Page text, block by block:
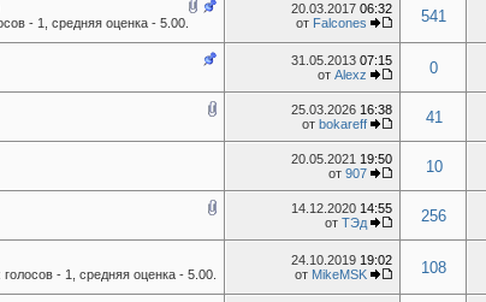
20.03.2017 06:32
от Falcones 541
31.05.2013 07:15
от Alexz 0
25.03.2026 16:38
от bokareff 41
20.05.2021 19:50
от 907 10
14.12.2020 14:55
от TЭд 256
24.10.2019 19:02
от MikeMSK 108